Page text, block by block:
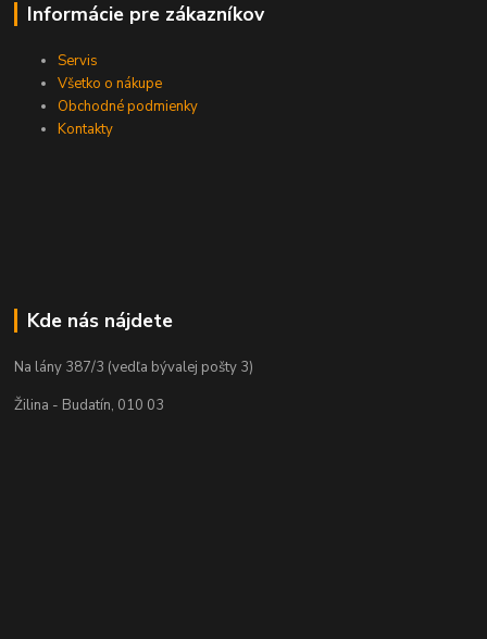
Informácie pre zákazníkov
Servis
Všetko o nákupe
Obchodné podmienky
Kontakty
Kde nás nájdete
Na lány 387/3 (vedľa bývalej pošty 3)
Žilina - Budatín, 010 03